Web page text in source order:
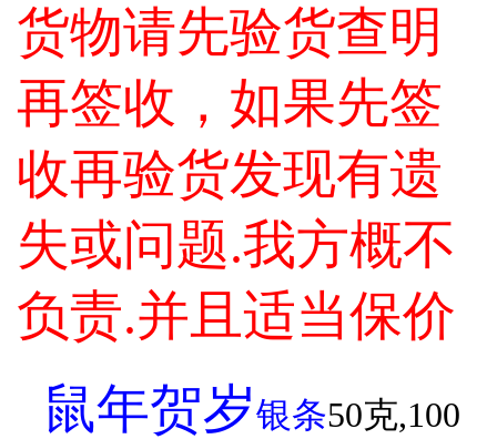
集藏资讯
投资论坛
货物请先验货查明
再签收，如果先签
收再验货发现有遗
失或问题.我方概不
负责.并且适当保价
鼠年贺岁银条50克,100